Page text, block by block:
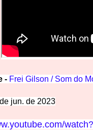
- Frei Gilson / Som do
jun. de 2023